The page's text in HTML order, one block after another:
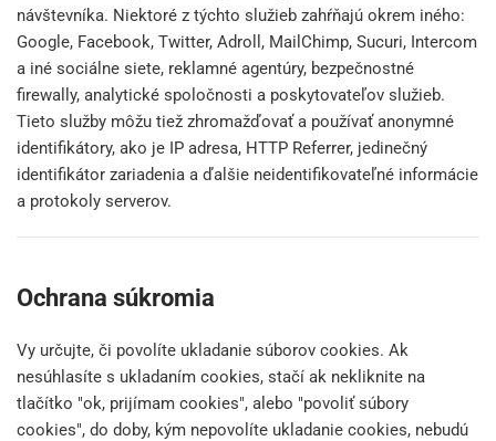
návštevníka. Niektoré z týchto služieb zahŕňajú okrem iného:
Google, Facebook, Twitter, Adroll, MailChimp, Sucuri, Intercom
a iné sociálne siete, reklamné agentúry, bezpečnostné
firewally, analytické spoločnosti a poskytovateľov služieb.
Tieto služby môžu tiež zhromažďovať a používať anonymné
identifikátory, ako je IP adresa, HTTP Referrer, jedinečný
identifikátor zariadenia a ďalšie neidentifikovateľné informácie
a protokoly serverov.
Ochrana súkromia
Vy určujte, či povolíte ukladanie súborov cookies. Ak
nesúhlasíte s ukladaním cookies, stačí ak nekliknite na
tlačítko "ok, prijímam cookies", alebo "povoliť súbory
cookies", do doby, kým nepovolíte ukladanie cookies, nebudú